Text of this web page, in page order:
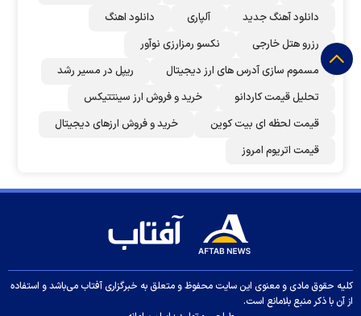
دانلود آهنگ جدید
آلپاری
دانلود اهنگ
رزرو هتل خارجی
نکسو رمزارزی نوآور
مسموم سازی آدرس های ارز دیجیتال
ریپل در مسیر رشد
تحلیل قیمت کاردانو
خرید و فروش ارز سینتتیکس
قیمت لحظه ای بیت کوین
خرید و فروش ارزهای دیجیتال
قیمت اتریوم امروز
کلیه حقوق مادی و معنوی این سایت محفوظ و متعلق به خبرگزاری آفتاب می‌باشد و استفاده
از آن با ذکر منبع بلامانع است.